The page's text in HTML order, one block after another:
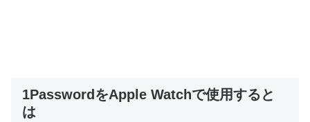
1PasswordをApple Watchで使用すると
は